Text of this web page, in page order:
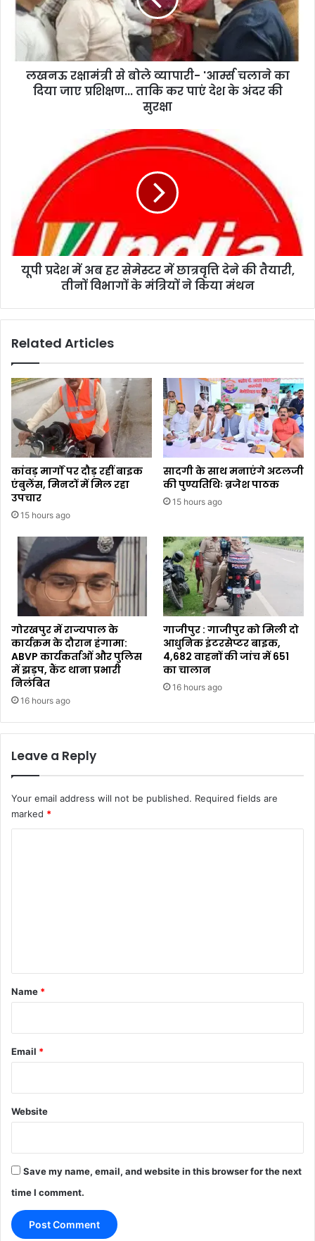
लखनऊ रक्षामंत्री से बोले व्यापारी- 'आर्म्स चलाने का
दिया जाए प्रशिक्षण... ताकि कर पाएं देश के अंदर की
सुरक्षा
यूपी प्रदेश में अब हर सेमेस्टर में छात्रवृत्ति देने की तैयारी,
तीनों विभागों के मंत्रियों ने किया मंथन
Related Articles
कांवड़ मार्गों पर दौड़ रहीं बाइक
एंबुलेंस, मिनटों में मिल रहा
उपचार
15 hours ago
सादगी के साथ मनाएंगे अटलजी
की पुण्यतिथिः ब्रजेश पाठक
15 hours ago
गोरखपुर में राज्यपाल के
कार्यक्रम के दौरान हंगामा:
ABVP कार्यकर्ताओं और पुलिस
में झड़प, कैंट थाना प्रभारी
निलंबित
16 hours ago
गाजीपुर : गाजीपुर को मिली दो
आधुनिक इंटरसेप्टर बाइक,
4,682 वाहनों की जांच में 651
का चालान
16 hours ago
Leave a Reply
Your email address will not be published. Required fields are
marked *
*
Name *
Email *
Website
Save my name, email, and website in this browser for the next
time I comment.